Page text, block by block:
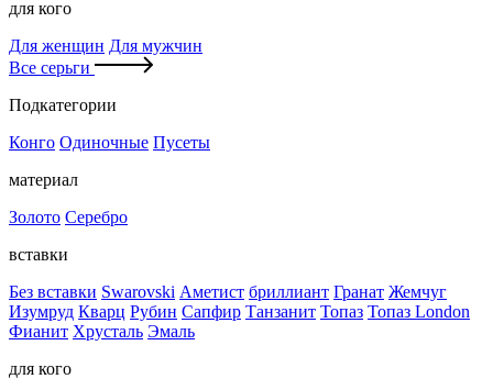
для кого
Для женщин Для мужчин
Все серьги
Подкатегории
Конго Одиночные Пусеты
материал
Золото Серебро
вставки
Без вставки Swarovski Аметист бриллиант Гранат Жемчуг
Изумруд Кварц Рубин Сапфир Танзанит Топаз Топаз London
Фианит Хрусталь Эмаль
для кого